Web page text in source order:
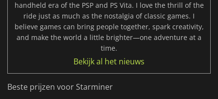
handheld era of the PSP and PS Vita. I love the thrill of the
ride just as much as the nostalgia of classic games. I
believe games can bring people together, spark creativity,
and make the world a little brighter—one adventure at a
time.
Bekijk al het nieuws
Beste prijzen voor Starminer